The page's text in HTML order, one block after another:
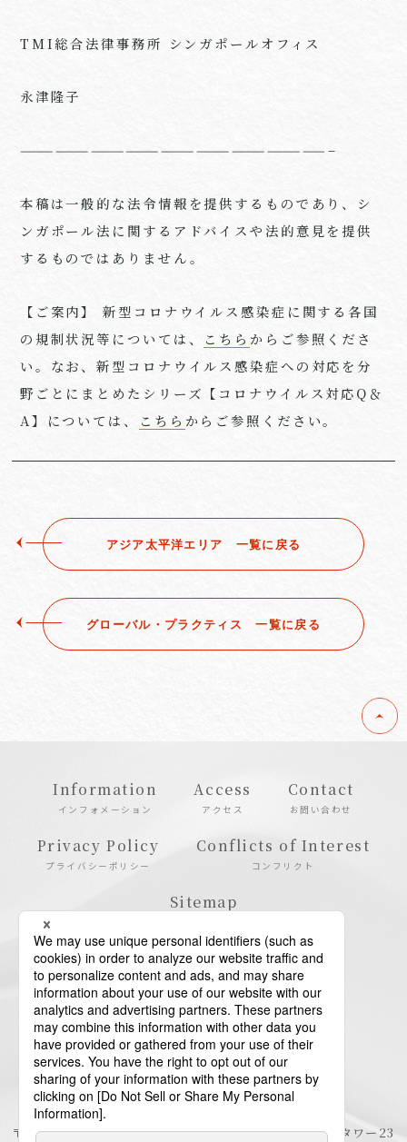
TMI総合法律事務所 シンガポールオフィス
永津隆子
——————————————————————————–
本稿は一般的な法令情報を提供するものであり、シ
ンガポール法に関するアドバイスや法的意見を提供
するものではありません。
【ご案内】 新型コロナウイルス感染症に関する各国
の規制状況等については、
こちら からご参照くださ
い。なお、新型コロナウイルス感染症への対応を分
野ごとにまとめたシリーズ【コロナウイルス対応Q＆
A】については、
こちら からご参照ください。
アジア太平洋エリア ⼀覧に戻る
グローバル・プラクティス ⼀覧に戻る
Information
インフォメーション
Access
アクセス
Contact
お問い合わせ
Privacy Policy
プライバシーポリシー
Conflicts of Interest
コンフリクト
Sitemap
〒106-6123 東京都港区六本木6-10-1 六本木ヒルズ森タワー23